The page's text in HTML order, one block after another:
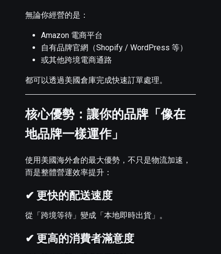
無論你經營的是：
Amazon 電商平台
自有品牌官網（Shopify / WordPress 等）
或其他跨境電商通路
都可以透過美國倉庫完成快速訂單處理。
核心優勢：讓你的品牌「像在
地品牌一樣運作」
使用美國海外倉的最大優勢，不只是物流加速，
而是整體營運效率提升：
✔ 更快的配送速度
從「跨境等待」變成「本地即時出貨」。
✔ 更高的消費者滿意度